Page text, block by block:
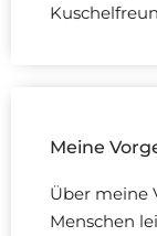
Meine
Über meine
Menschen